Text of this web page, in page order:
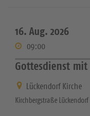
16. Aug. 2026
09:00
Gottesdienst
Lückendorf Kirche
Kirchbergstraße Lückendorf